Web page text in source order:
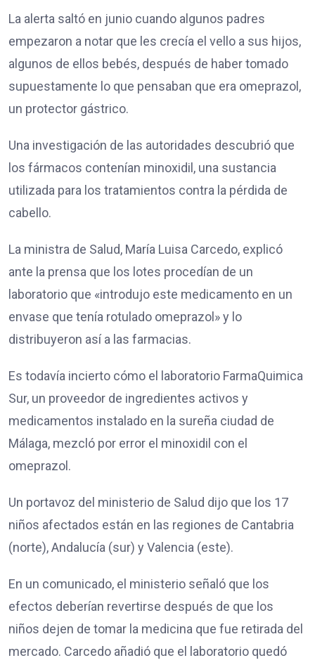
La alerta saltó en junio cuando algunos padres
empezaron a notar que les crecía el vello a sus hijos,
algunos de ellos bebés, después de haber tomado
supuestamente lo que pensaban que era omeprazol,
un protector gástrico.
Una investigación de las autoridades descubrió que
los fármacos contenían minoxidil, una sustancia
utilizada para los tratamientos contra la pérdida de
cabello.
La ministra de Salud, María Luisa Carcedo, explicó
ante la prensa que los lotes procedían de un
laboratorio que «introdujo este medicamento en un
envase que tenía rotulado omeprazol» y lo
distribuyeron así a las farmacias.
Es todavía incierto cómo el laboratorio FarmaQuimica
Sur, un proveedor de ingredientes activos y
medicamentos instalado en la sureña ciudad de
Málaga, mezcló por error el minoxidil con el
omeprazol.
Un portavoz del ministerio de Salud dijo que los 17
niños afectados están en las regiones de Cantabria
(norte), Andalucía (sur) y Valencia (este).
En un comunicado, el ministerio señaló que los
efectos deberían revertirse después de que los
niños dejen de tomar la medicina que fue retirada del
mercado. Carcedo añadió que el laboratorio quedó